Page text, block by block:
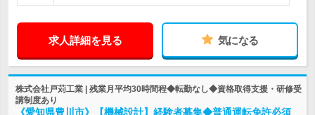
求人詳細を見る 気になる
株式会社戸苅工業 | 残業月平均30時間程◆転勤なし◆資格取得支援・研修受
講制度あり
《愛知県豊川市》【機械設計】経験者募集◆普通運転免許必須